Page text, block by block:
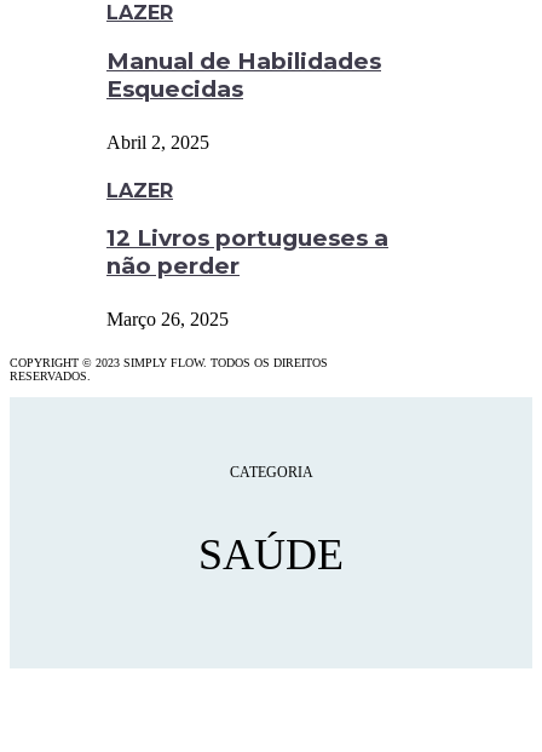
LAZER
Manual de Habilidades
Esquecidas
Abril 2, 2025
LAZER
12 Livros portugueses a
não perder
Março 26, 2025
COPYRIGHT © 2023 SIMPLY FLOW. TODOS OS DIREITOS
RESERVADOS.
CATEGORIA
SAÚDE